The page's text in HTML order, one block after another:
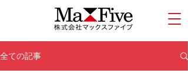
全ての記事